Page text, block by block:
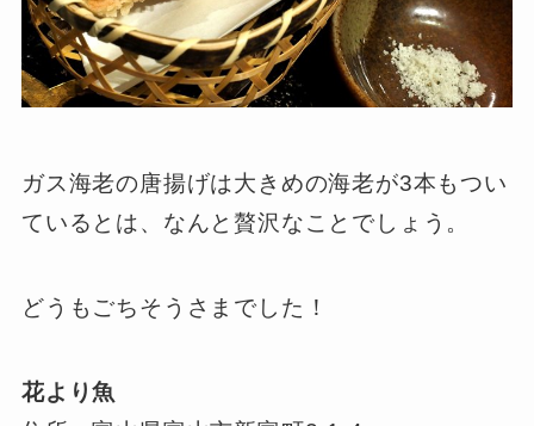
ガス海老の唐揚げは大きめの海老が3本もつい
ているとは、なんと贅沢なことでしょう。
どうもごちそうさまでした！
花より魚